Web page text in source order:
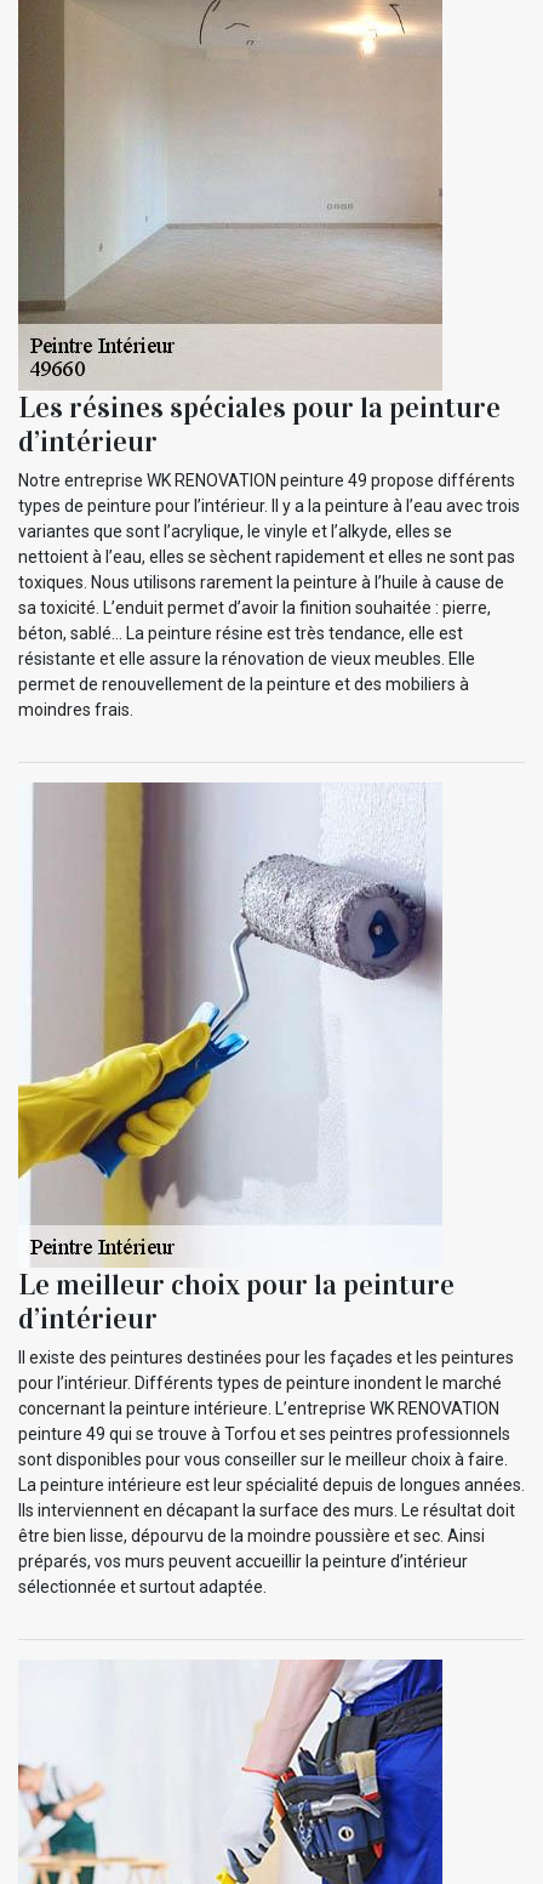
Les résines spéciales pour la peinture
d’intérieur
Notre entreprise WK RENOVATION peinture 49 propose différents
types de peinture pour l’intérieur. Il y a la peinture à l’eau avec trois
variantes que sont l’acrylique, le vinyle et l’alkyde, elles se
nettoient à l’eau, elles se sèchent rapidement et elles ne sont pas
toxiques. Nous utilisons rarement la peinture à l’huile à cause de
sa toxicité. L’enduit permet d’avoir la finition souhaitée : pierre,
béton, sablé… La peinture résine est très tendance, elle est
résistante et elle assure la rénovation de vieux meubles. Elle
permet de renouvellement de la peinture et des mobiliers à
moindres frais.
Le meilleur choix pour la peinture
d’intérieur
Il existe des peintures destinées pour les façades et les peintures
pour l’intérieur. Différents types de peinture inondent le marché
concernant la peinture intérieure. L’entreprise WK RENOVATION
peinture 49 qui se trouve à Torfou et ses peintres professionnels
sont disponibles pour vous conseiller sur le meilleur choix à faire.
La peinture intérieure est leur spécialité depuis de longues années.
Ils interviennent en décapant la surface des murs. Le résultat doit
être bien lisse, dépourvu de la moindre poussière et sec. Ainsi
préparés, vos murs peuvent accueillir la peinture d’intérieur
sélectionnée et surtout adaptée.